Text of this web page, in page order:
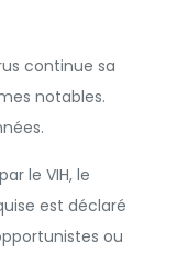
continue sa
notables.
le VIH, le
est déclaré
ou